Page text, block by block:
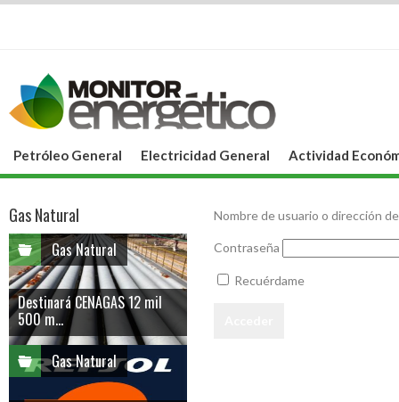
Petróleo General Electricidad General Actividad
Nombre de usuario o dirección
Contraseña
Recuérdame
Gas Natural
Gas Natural
Destinará CENAGAS 12 mil
500 m...
Gas Natural